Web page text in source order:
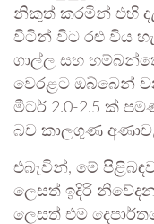
නිකුත් කරමින් එහි
විටින් විට රළු විය
ගාල්ල සහ
වෙරළට ඔබ්බෙන්
මීටර් 2.0-2.5 ක්
බව කාලගුණ
එබැවින්, මේ
ලෙසත් ඉදිරි
ලෙසත් එම